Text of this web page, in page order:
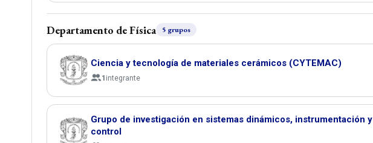
Departamento de Física 5 grupos
Ciencia y tecnología de materiales cerámicos (CYTEMAC)
1 integrante
Grupo de investigación en sistemas dinámicos, instrumentación y
control